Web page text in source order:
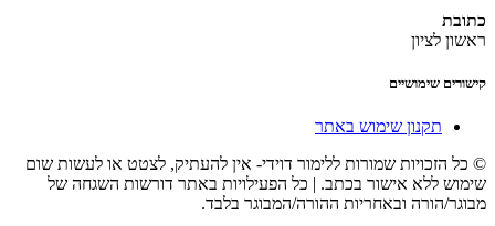
כתובת
ראשון לציון
קישורים שימושיים
תקנון שימוש באתר
© כל הזכויות שמורות ללימור דוידי- אין להעתיק, לצטט או לעשות שום
שימוש ללא אישור בכתב. | כל הפעילויות באתר דורשות השגחה של
מבוגר/הורה ובאחריות ההורה/המבוגר בלבד.